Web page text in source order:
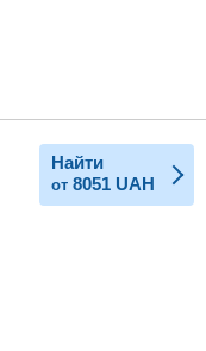
Найти
от 8051 UAH